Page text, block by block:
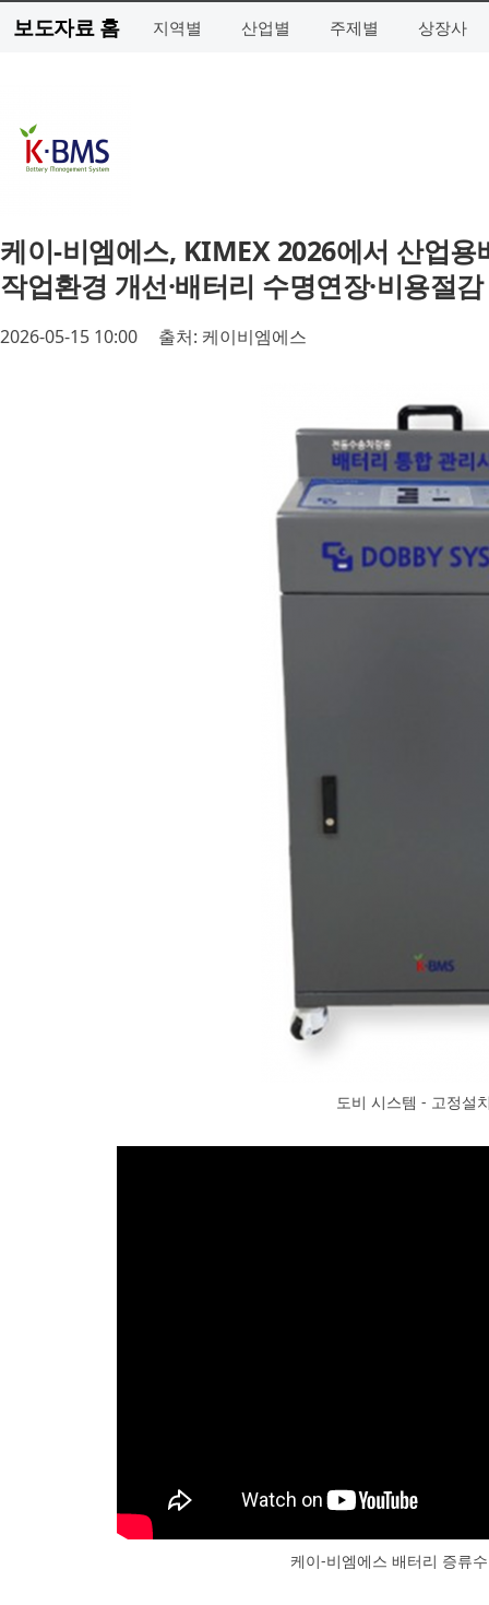
보도자료 홈 지역별 산업별 주제별 상장사
케이-비엠에스, KIMEX 2026에서 산업용
작업환경 개선·배터리 수명연장·비용절
2026-05-15 10:00 출처: 케이비엠에스
도비 시스템 - 고정설
케이-비엠에스 배터리 증류